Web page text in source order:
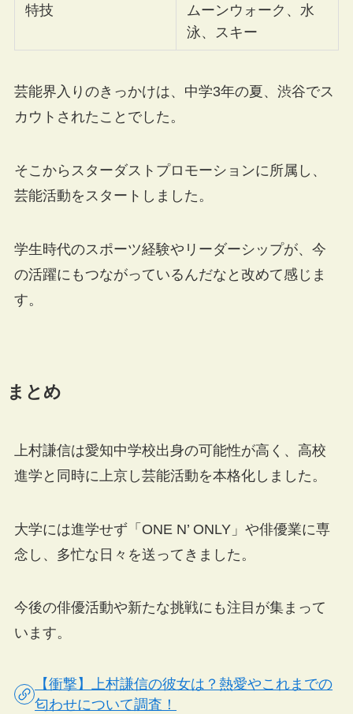
特技
ムーンウォーク、水
泳、スキー
芸能界入りのきっかけは、中学3年の夏、渋谷でス
カウトされたことでした。
そこからスターダストプロモーションに所属し、
芸能活動をスタートしました。
学生時代のスポーツ経験やリーダーシップが、今
の活躍にもつながっているんだなと改めて感じま
す。
まとめ
上村謙信は愛知中学校出身の可能性が高く、高校
進学と同時に上京し芸能活動を本格化しました。
大学には進学せず「ONE N’ ONLY」や俳優業に専
念し、多忙な日々を送ってきました。
今後の俳優活動や新たな挑戦にも注目が集まって
います。
【衝撃】上村謙信の彼女は？熱愛やこれまでの
匂わせについて調査！